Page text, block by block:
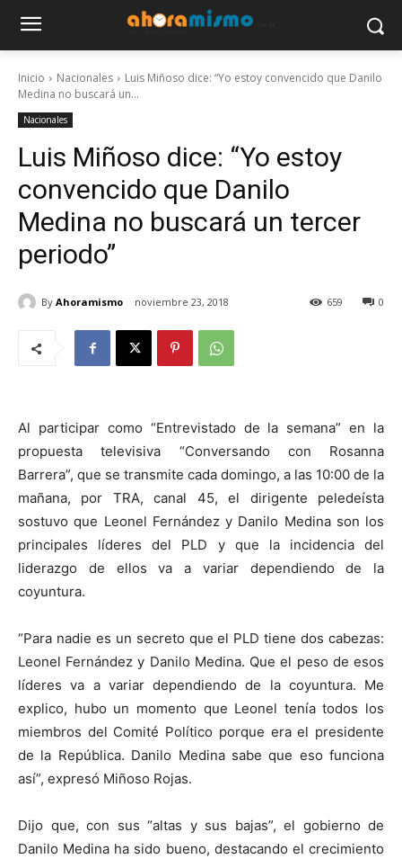
Inicio Nacionales
Luis Miñoso dice: “Yo estoy convencido que Danilo
Medina no buscará un...
Nacionales
Luis Miñoso dice: “Yo estoy
convencido que Danilo
Medina no buscará un tercer
periodo”
By Ahoramismo noviembre 23, 2018 0
659
Al participar como “Entrevistado de la semana” en la
propuesta televisiva “Conversando con Rosanna
Barrera”, que se transmite cada domingo, a las 10:00 de la
mañana, por TRA, canal 45, el dirigente peledeísta
sostuvo que Leonel Fernández y Danilo Medina son los
principales líderes del PLD y que la incidencia del
liderazgo de ellos va a variar dependiendo de la
coyuntura.
“Para nadie es un secreto que el PLD tiene dos cabezas:
Leonel Fernández y Danilo Medina. Que el peso de esos
líderes va a variar dependiendo de la coyuntura. Me
explico, hubo un momento que Leonel tenía todos los
miembros del Comité Político porque era el presidente
de la República. Danilo Medina sabe que eso funciona
así”, expresó Miñoso Rojas.
Dijo que, con sus “altas y sus bajas”, el gobierno de
Danilo Medina ha sido bueno, destacando el crecimiento